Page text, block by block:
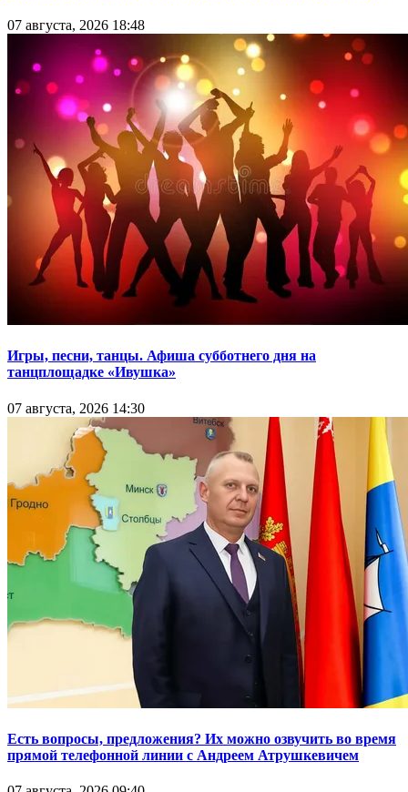
07 августа, 2026 18:48
Игры, песни, танцы. Афиша субботнего дня на
танцплощадке «Ивушка»
07 августа, 2026 14:30
Есть вопросы, предложения? Их можно озвучить во время
прямой телефонной линии с Андреем Атрушкевичем